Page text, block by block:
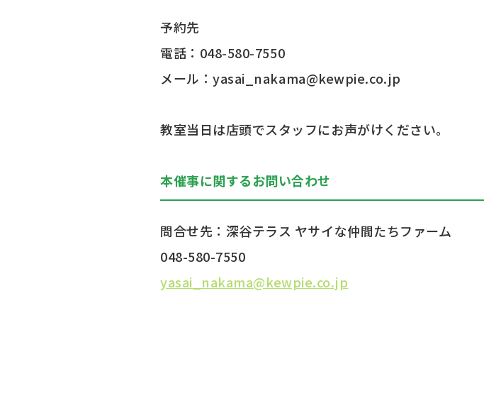
予約先
電話：048-580-7550
メール：yasai_nakama@kewpie.co.jp
教室当日は店頭でスタッフにお声がけください。
本催事に関するお問い合わせ
問合せ先：深谷テラス ヤサイな仲間たちファーム
048-580-7550
yasai_nakama@kewpie.co.jp